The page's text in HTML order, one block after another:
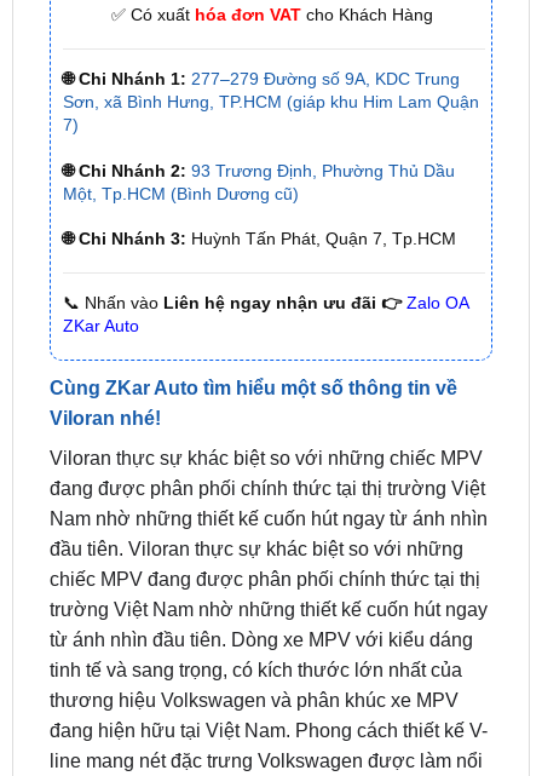
🌐 Chi Nhánh 1: 277–279 Đường số 9A, KDC Trung
🌐 Chi Nhánh 2: 93 Trương Định, Phường Thủ Dầu
Một, Tp.HCM (Bình Dương cũ)
🌐 Chi Nhánh 3: Huỳnh Tấn Phát, Quận 7, Tp.HCM
📞 Nhấn vàoLiên hệ ngay nhận ưu đãi 👉 Zalo OA
Cùng ZKar Auto tìm hiểu một số thông tin về
Viloran nhé!
Viloran thực sự khác biệt so với những chiếc MPV
đang được phân phối chính thức tại thị trường Việt
Nam nhờ những thiết kế cuốn hút ngay từ ánh nhìn
đầu tiên. Viloran thực sự khác biệt so với những
chiếc MPV đang được phân phối chính thức tại thị
trường Việt Nam nhờ những thiết kế cuốn hút ngay
từ ánh nhìn đầu tiên. Dòng xe MPV với kiểu dáng
tinh tế và sang trọng, có kích thước lớn nhất của
thương hiệu Volkswagen và phân khúc xe MPV
đang hiện hữu tại Việt Nam. Phong cách thiết kế V-
line mang nét đặc trưng Volkswagen được làm nổi
bật với cụm lưới tản nhiệt mạ chrome, phối hợp hài
hòa với cụm đèn IQ. Light thiết kế lớn và cấu hình